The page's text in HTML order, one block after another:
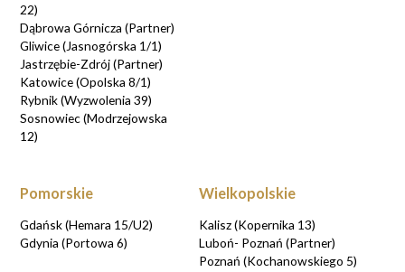
22)
Dąbrowa Górnicza (Partner)
Gliwice (Jasnogórska 1/1)
Jastrzębie-Zdrój (Partner)
Katowice (Opolska 8/1)
Rybnik (Wyzwolenia 39)
Sosnowiec (Modrzejowska
12)
Pomorskie
Gdańsk (Hemara 15/U2)
Gdynia (Portowa 6)
Wielkopolskie
Kalisz (Kopernika 13)
Luboń- Poznań (Partner)
Poznań (Kochanowskiego 5)